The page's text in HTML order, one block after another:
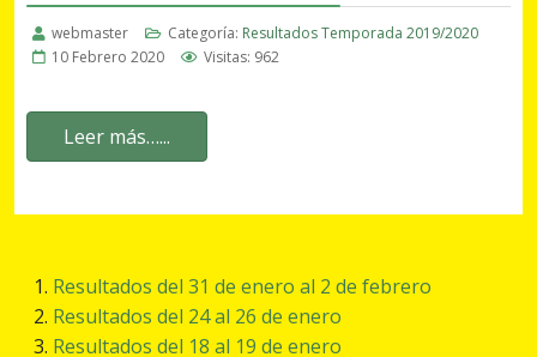
webmaster Categoría: Resultados Temporada 2019/2020
10 Febrero 2020
Visitas: 962
Leer más…...
Resultados del 31 de enero al 2 de febrero
Resultados del 24 al 26 de enero
Resultados del 18 al 19 de enero